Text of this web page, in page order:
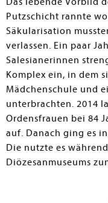
Putzschicht rannte
Säkularisation
verlassen. Ein paar
Salesianerinnen
Komplex ein, in dem
Mädchenschule und
unterbrachten. 2014
Ordensfrauen bei 84
auf. Danach ging es
Die nutzte es
Diözesanmuseums